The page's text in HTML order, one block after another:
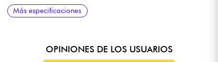
DIRECTIVIDAD
Horizontal: 120
ENTRADAS / CONEXIONES
2 x XLR/jack combo (micro/línea) con ganancia dedicada
1 x entrada AUX (RCA) para DJ o reproductor de audio (control
BLUETOOTH
Bluetooth 5.0 para transmisión inalámbrica de audio
DSP Y AJUSTES
Ecualizador de 3 bandas con medios semiparamétricos
Línea de retardo ajustable (distancia en metros)
DISEÑO Y MATERIALES
Robusto subwoofer de contrachapado de abedul
ACCESORIOS SUMINISTRADOS
Funda protectora acolchada para el subwoofer
DIMENSIONES Y PESO
Dimensiones (ancho x alto x fondo): 37 x 208 x 47,8 cm
COMPATIBILIDAD Y AMPLIACIÓN
Compatible con los subwoofers HK Audio SONAR 115 Sub D
Más especificaciones
OPINIONES DE LOS USUARIOS